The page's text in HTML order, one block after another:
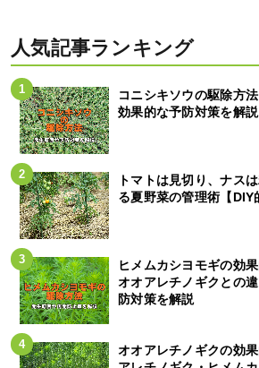
人気記事ランキング
コニシキソウの駆除方
効果的な予防対策を解説
トマトは見切り、ナス
る夏野菜の管理術【DIY
ヒメムカシヨモギの効
オオアレチノギクとの
防対策を解説
オオアレチノギクの効